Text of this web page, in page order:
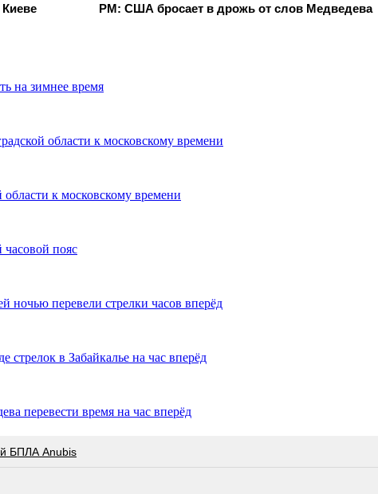
PM: США бросает в дрожь от слов Медведева
на зимнее время
области к московскому времени
области к московскому времени
часовой пояс
перевели стрелки часов вперёд
стрелок в Забайкалье на час вперёд
перевести время на час вперёд
БПЛА Anubis